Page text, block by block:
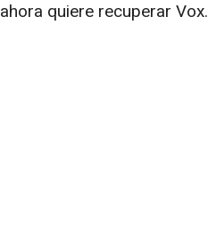
ahora quiere recuperar Vox.